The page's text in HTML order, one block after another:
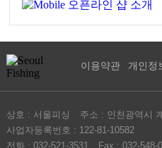
이용약관 개인정
상호 : 서울피싱 주소 : 인천광역시
사업자등록번호 : 122-81-10582
전화 : 032-521-3531
Fax : 032-548-